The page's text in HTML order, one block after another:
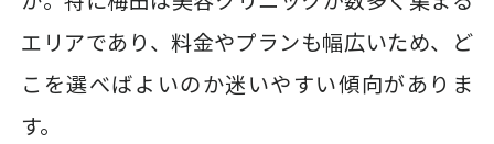
エリアであり、料金やプランも幅広いため、ど
こを選べばよいのか迷いやすい傾向がありま
す。